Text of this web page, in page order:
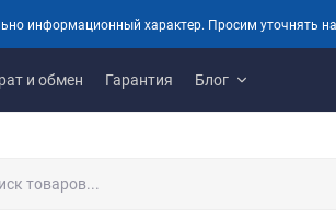
информационный характер. Просим уточнять
и обмен Гарантия Блог